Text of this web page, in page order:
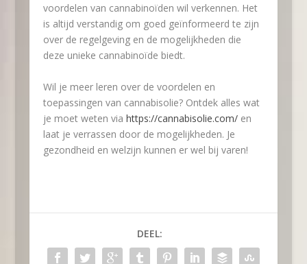
voordelen van cannabinoïden wil verkennen. Het
is altijd verstandig om goed geïnformeerd te zijn
over de regelgeving en de mogelijkheden die
deze unieke cannabinoïde biedt.
Wil je meer leren over de voordelen en
toepassingen van cannabisolie? Ontdek alles wat
je moet weten via https://cannabisolie.com/en
laat je verrassen door de mogelijkheden. Je
gezondheid en welzijn kunnen er wel bij varen!
DEEL: